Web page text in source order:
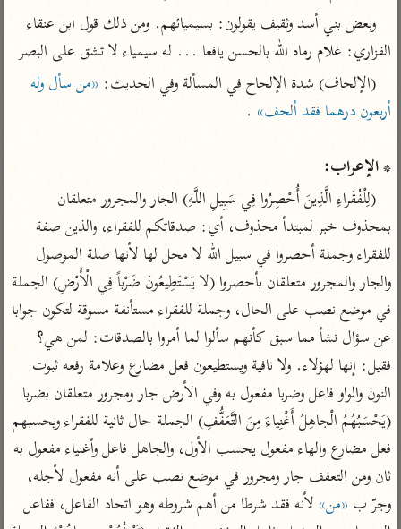
جمع الأقوال
تفسير ابن الجوزي
تفسير الماوردي
تفسير ابن القيم
تفسير ابن تيمية
عامّة
تفسير السمعاني
تفسير مكّي
محاسن التأويل
للقاسمي
تفسير الثعالبي
تفسير السمرقندي
تفسير الثعلبي
تفسير الرازي
أخرى
لغة وبلاغة
التحرير والتنوير
المحرر الوجيز لابن
عطية
البحر المحيط لأبي
حيان
البسيط للواحدي
تفسير أبي السعود
الكشاف للزمخشري
تفسير ابن عثيمين
مركَّزة العبارة
تفسير النسفي
الوجيز للواحدي
تفسير ابن أبي زمنين
آثار
موسوعة التفسير
المأثور
الدر المنثور
تفسير ابن أبي حاتم
تفسير مقاتل
تفسير قتادة
الفزاري: غلام رماه الله بالحسن يافعا ... له سيمياء لا تشق على البصر
(الإلحاف) شدة الإلحاح في المسألة وفي الحديث:
أربعون درهما فقد ألحف»
* الإعراب:
وجرّ ب «من»